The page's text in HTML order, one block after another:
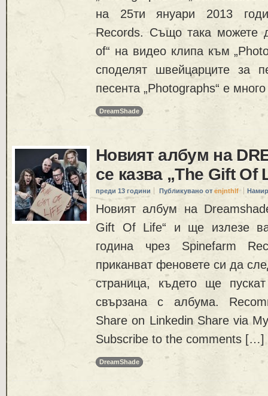
на 25ти януари 2013
Records. Също така можете
of“ на видео клипа към
споделят швейцарците за
песента „Photographs“ е
DreamShade
Новият албум на
се казва „The Gift Of
преди 13 години Публикувано от enjnthlf
Новият албум на
Gift Of Life“ и ще излезе
година чрез Spinefarm
приканват феновете си да
страница, където ще
свързана с албума.
Share on Linkedin Share via
Subscribe to the comments […]
DreamShade